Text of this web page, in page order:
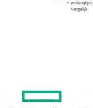
+ verlanglijst
vergelijk